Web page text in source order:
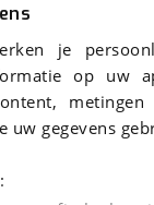
je
op
gegevens